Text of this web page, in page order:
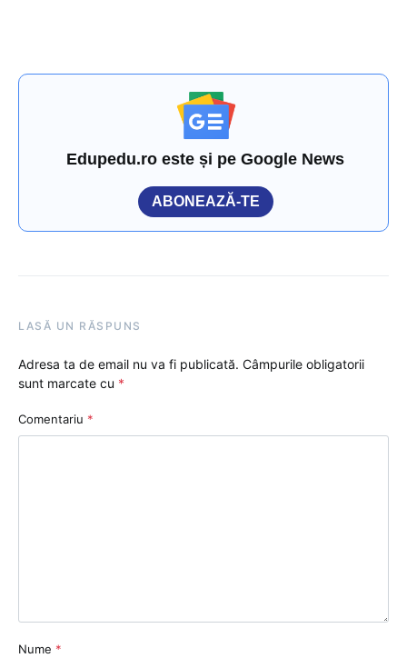
Edupedu.ro este și pe Google News
ABONEAZĂ-TE
LASĂ UN RĂSPUNS
Adresa ta de email nu va fi publicată. Câmpurile obligatorii
sunt marcate cu *
Comentariu *
Nume *